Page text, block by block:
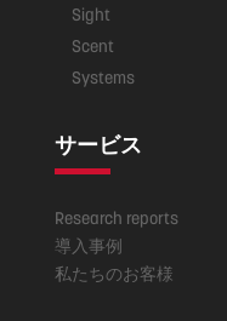
Sight
Scent
Systems
サービス
Research reports
導入事例
私たちのお客様